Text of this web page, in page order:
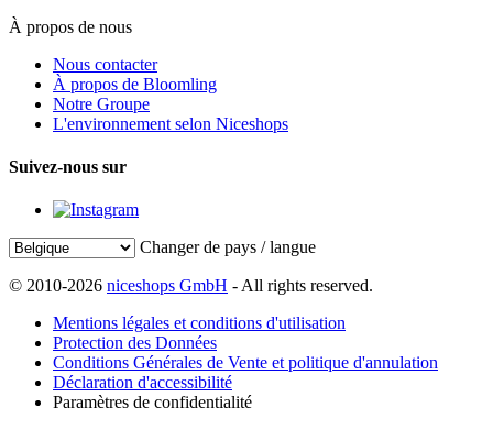
À propos de nous
Nous contacter
À propos de Bloomling
Notre Groupe
L'environnement selon Niceshops
Suivez-nous sur
Changer de pays / langue
© 2010-2026 niceshops GmbH - All rights reserved.
Mentions légales et conditions d'utilisation
Protection des Données
Conditions Générales de Vente et politique d'annulation
Déclaration d'accessibilité
Paramètres de confidentialité